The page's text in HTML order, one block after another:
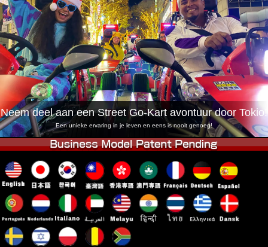
Bedrijf Boekingen
Winkel wijzigen
Tokyo Shinagawa Tokyo Akihabara#1
Tokyo Akihabara#2 Tokyo Shibuya
Tokyo Shibuya Annex Tokyo Bay
Tokyo Asakusa Osaka
Okinawa
Neem deel aan een Street Go-Kart avontuur door Tokio!
Een unieke ervaring in je leven en eens is nooit genoeg!